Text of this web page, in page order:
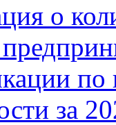
о
за